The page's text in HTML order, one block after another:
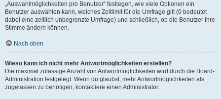
„Auswahlmöglichkeiten pro Benutzer“ festlegen, wie viele Optionen ein
Benutzer auswählen kann, welches Zeitlimit für die Umfrage gilt (0 bedeutet
dabei eine zeitlich unbegrenzte Umfrage) und schließlich, ob die Benutzer ihre
Stimme ändern können.
Nach oben
Wieso kann ich nicht mehr Antwortmöglichkeiten erstellen?
Die maximal zulässige Anzahl von Antwortmöglichkeiten wird durch die Board-
Administration festgelegt. Wenn du glaubst, mehr Antwortmöglichkeiten als
zugelassen zu benötigen, kontaktiere einen Administrator.